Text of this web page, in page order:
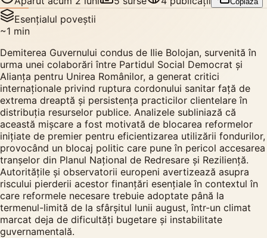
Esențialul poveștii
~1 min
Demiterea Guvernului condus de Ilie Bolojan, survenită în
urma unei colaborări între Partidul Social Democrat și
Alianța pentru Unirea Românilor, a generat critici
internaționale privind ruptura cordonului sanitar față de
extrema dreaptă și persistența practicilor clientelare în
distribuția resurselor publice. Analizele subliniază că
această mișcare a fost motivată de blocarea reformelor
inițiate de premier pentru eficientizarea utilizării fondurilor,
provocând un blocaj politic care pune în pericol accesarea
tranșelor din Planul Național de Redresare și Reziliență.
Autoritățile și observatorii europeni avertizează asupra
riscului pierderii acestor finanțări esențiale în contextul în
care reformele necesare trebuie adoptate până la
termenul-limită de la sfârșitul lunii august, într-un climat
marcat deja de dificultăți bugetare și instabilitate
guvernamentală.